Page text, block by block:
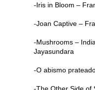
-Iris in Bloom –
-Joan Captive –
-Mushrooms –
Jayasundara
-O abismo
-The Other Side of